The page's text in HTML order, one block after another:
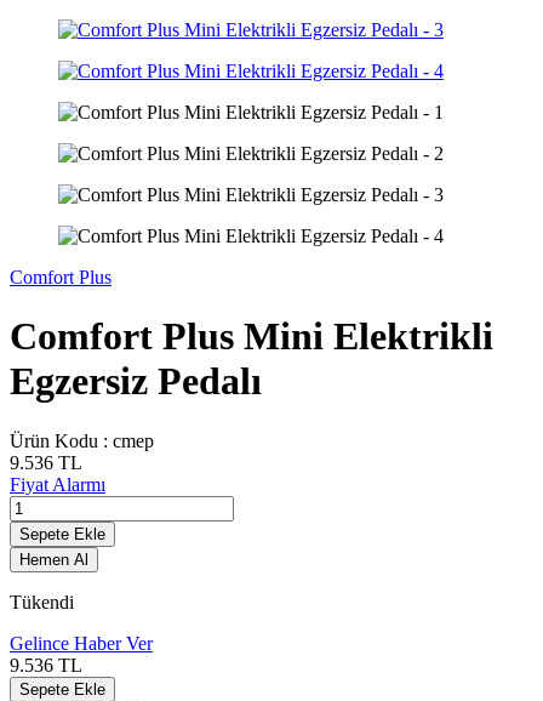
Comfort Plus
Comfort Plus Mini Elektrikli
Egzersiz Pedalı
Ürün Kodu : cmep
9.536 TL
Fiyat Alarmı
Sepete Ekle
Hemen Al
Tükendi
Gelince Haber Ver
9.536 TL
Sepete Ekle